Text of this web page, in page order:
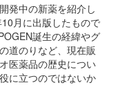
発中の新薬を紹介し
月に出版したもので
誕生の経緯やグ
道のりなど、現在販
医薬品の歴史につい
に立つのではないか